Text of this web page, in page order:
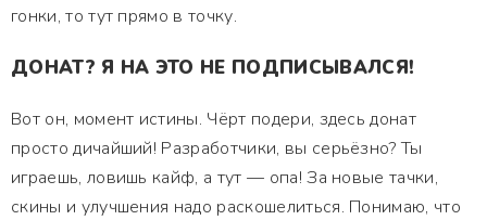
гонки, то тут прямо в точку.
ДОНАТ? Я НА ЭТО НЕ ПОДПИСЫВАЛСЯ!
Вот он, момент истины. Чёрт подери, здесь донат
просто дичайший! Разработчики, вы серьёзно? Ты
играешь, ловишь кайф, а тут — опа! За новые тачки,
скины и улучшения надо раскошелиться. Понимаю, что